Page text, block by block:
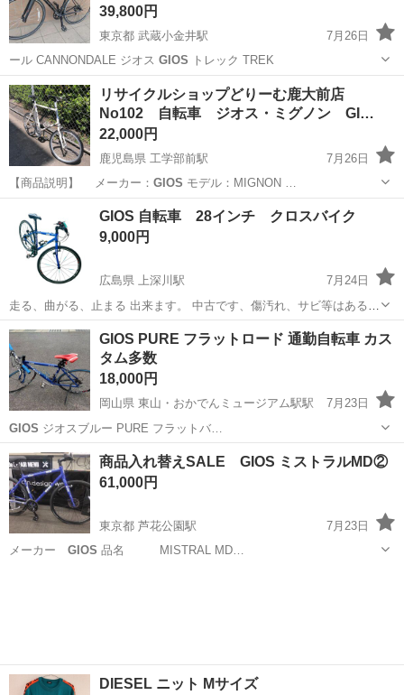
39,800円
東京都 武蔵小金井駅
7月26日
ール CANNONDALE ジオス GIOS トレック TREK
東京 小平市 武蔵小金井駅 ロードバイク FELT
リサイクルショップどりーむ鹿大前店
No102 自転車 ジオス・ミグノン GI…
22,000円
鹿児島県 工学部前駅
7月26日
【商品説明】 メーカー： GIOS モデル：MIGNON …
工学部前駅 その他 GIOS
GIOS 自転車 28インチ クロスバイク
9,000円
広島県 上深川駅
7月24日
走る、曲がる、止まる 出来ます。 中古です、傷汚れ、サビ等はあるも
のとして ご理解お願いします。
広島 広島市 クロスバイク
GIOS PURE フラットロード 通勤自転車 カス
タム多数
18,000円
岡山県 東山・おかでんミュージアム駅駅
7月23日
GIOS ジオスブルー PURE フラットバ…
岡山 岡山市 東山・おかでんミュージアム駅駅
商品入れ替えSALE GIOS ミストラルMD②
61,000円
東京都 芦花公園駅
7月23日
メーカー GIOS 品名 MISTRAL MD…
DIESEL ニット Mサイズ